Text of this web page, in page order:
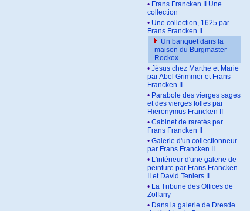
• Frans Francken II Une
collection
• Une collection, 1625 par
Frans Francken II
Un banquet dans la
maison du Burgmaster
Rockox
• Jésus chez Marthe et Marie
par Abel Grimmer et Frans
Francken II
• Parabole des vierges sages
et des vierges folles par
Hieronymus Francken II
• Cabinet de raretés par
Frans Francken II
• Galerie d'un collectionneur
par Frans Francken II
• L'intérieur d'une galerie de
peinture par Frans Francken
II et David Teniers II
• La Tribune des Offices de
Zoffany
• Dans la galerie de Dresde